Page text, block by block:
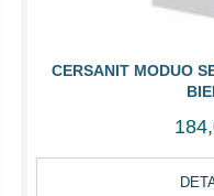
CERSANIT MODUO